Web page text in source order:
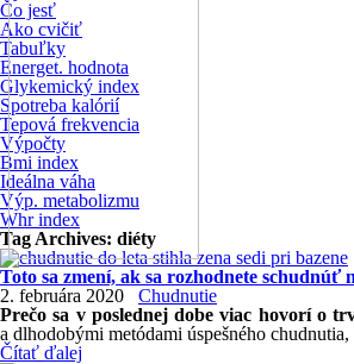
Čo jesť
Ako cvičiť
Tabuľky
Energet. hodnota
Glykemický index
Spotreba kalórií
Tepová frekvencia
Výpočty
Bmi index
Ideálna váha
Výp. metabolizmu
Whr index
Tag Archives: diéty
Toto sa zmení, ak sa rozhodnete schudnúť
2. februára 2020
Chudnutie
Prečo sa v poslednej dobe viac hovorí o
a dlhodobými metódami úspešného
Čítať ďalej